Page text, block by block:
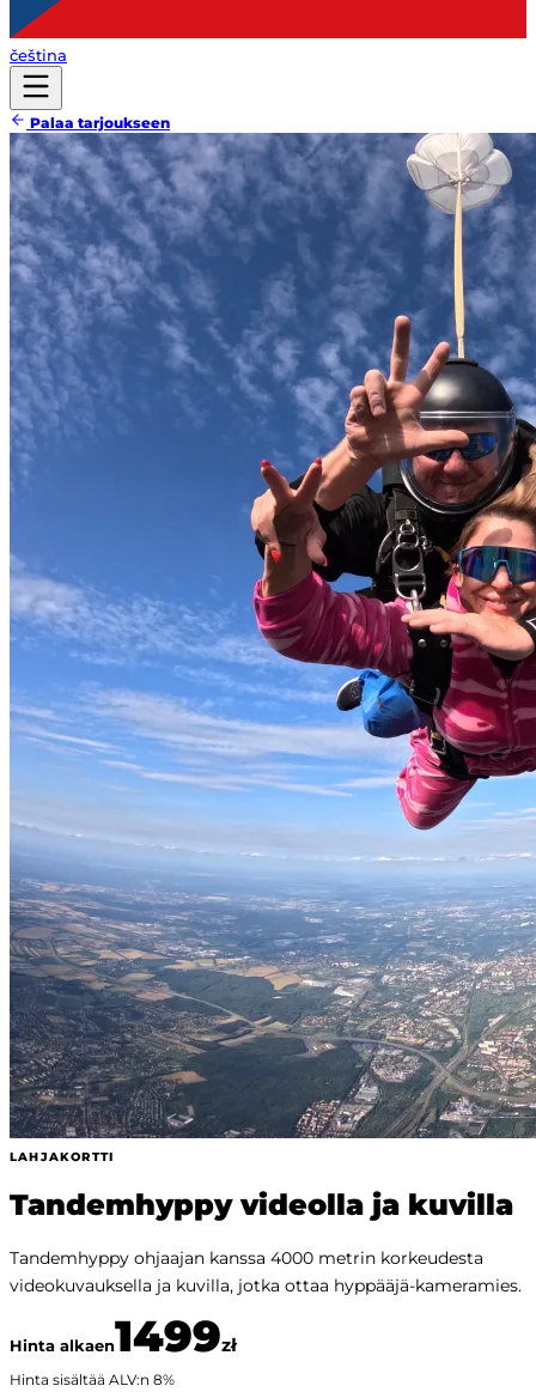
čeština
Palaa tarjoukseen
LAHJAKORTTI
Tandemhyppy videolla ja kuvilla
Tandemhyppy ohjaajan kanssa 4000 metrin korkeudesta
videokuvauksella ja kuvilla, jotka ottaa hyppääjä-kameramies.
Hinta alkaen1499zł
Hinta sisältää ALV:n 8%